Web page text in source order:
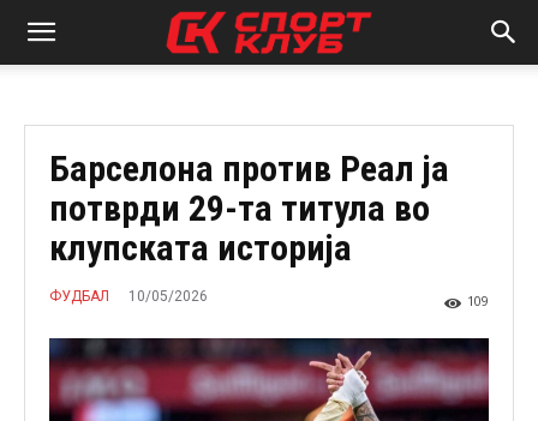
Барселона против Реал ја
потврди 29-та титула во
клупската историја
ФУДБАЛ 10/05/2026 109